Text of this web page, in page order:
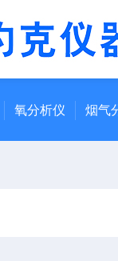
氧分析仪 烟气